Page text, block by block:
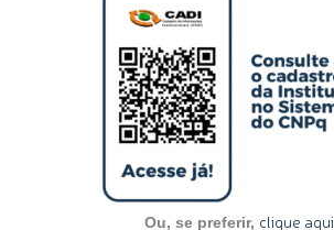
t
a
g
r
a
m
k
e
d
i
n
-
i
n
b
e
f
y
Ou, se preferir, clique aqui